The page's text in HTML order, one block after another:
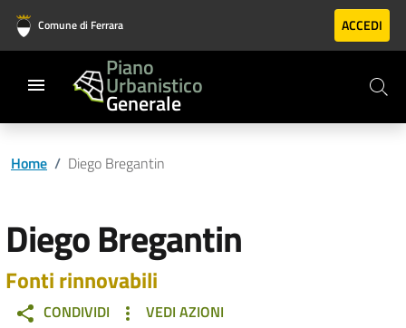
Vai al contenuto principale
Vai al footer
Comune di Ferrara ACCEDI
Piano
Urbanistico
Generale
Home / Diego Bregantin
Diego Bregantin
Fonti rinnovabili
CONDIVIDI VEDI AZIONI